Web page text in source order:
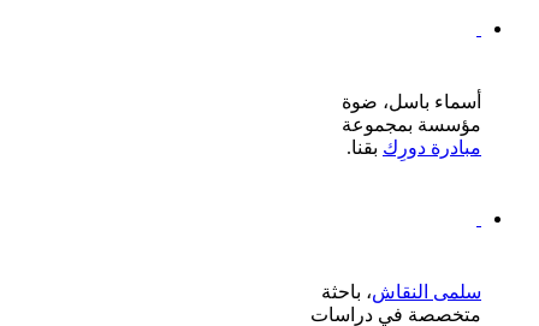
أسماء باسل، ضوة
مؤسسة بمجموعة
مبادرة دورِك بقنا.
سلمى النقاش، باحثة
متخصصة في دراسات